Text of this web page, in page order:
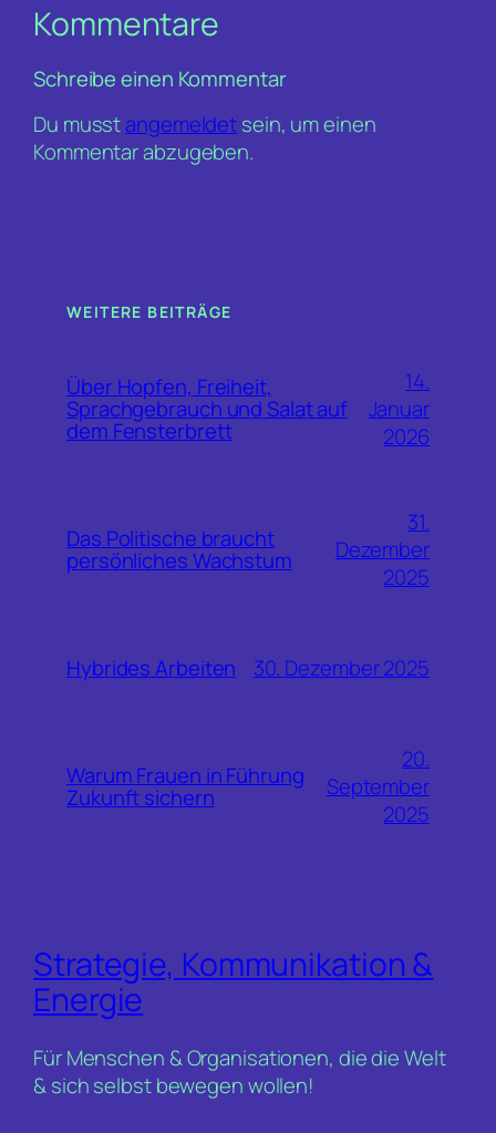
Kommentare
Schreibe einen Kommentar
Du musstangemeldetsein, um einen
Kommentar abzugeben.
WEITERE BEITRÄGE
Über Hopfen, Freiheit,
Sprachgebrauch und Salat auf
dem Fensterbrett
14.
Januar
2026
Das Politische braucht
persönliches Wachstum
31.
Dezember
2025
Hybrides Arbeiten 30. Dezember 2025
Warum Frauen in Führung
Zukunft sichern
20.
September
2025
Strategie, Kommunikation &
Energie
Für Menschen & Organisationen, die die Welt
& sich selbst bewegen wollen!